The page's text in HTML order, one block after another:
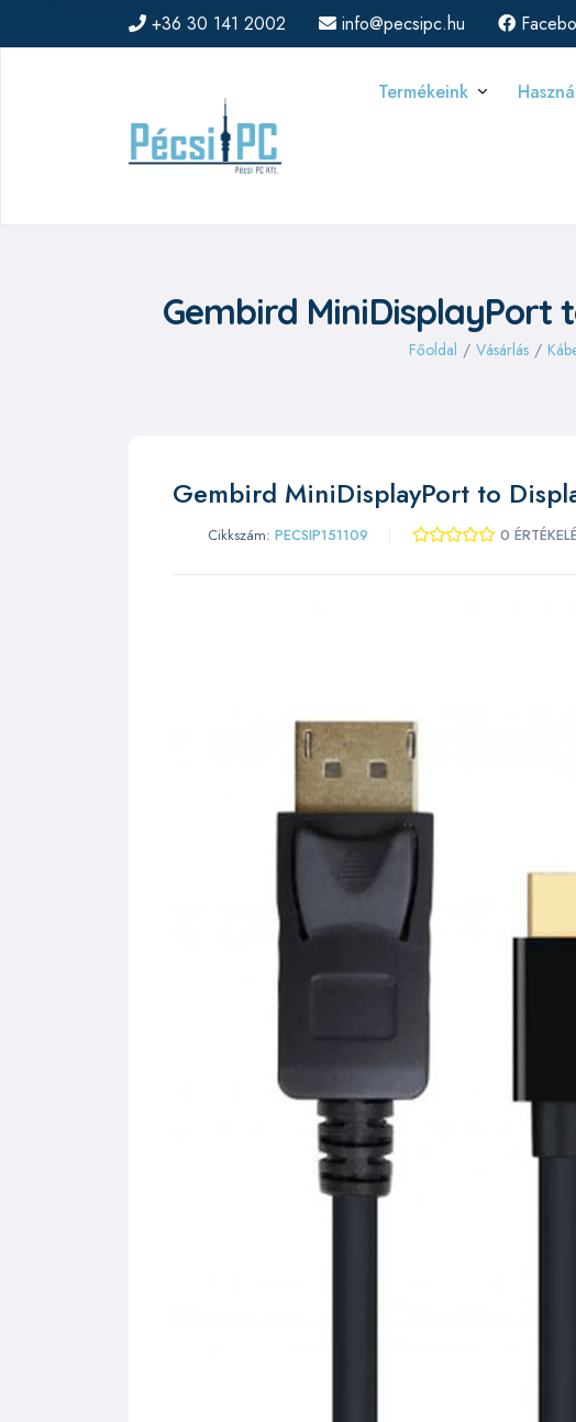
+36 30 141 2002 info@pecsipc.hu
Termékeink
Gembird MiniDisplayPort
Főoldal / Vásárlás /
Gembird MiniDisplayPort to
Cikkszám: PECSIP151109 0